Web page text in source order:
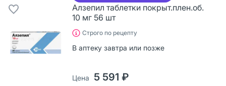
Алзепил таблетки покрыт.плен.об.
10 мг 56 шт
Строго по рецепту
В аптеку завтра или позже
Цена 5 591 ₽